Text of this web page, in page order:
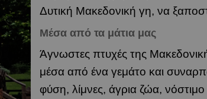
Δυτική Μακεδονική γη, να
Μέσα από τα μάτια μας
Άγνωστες πτυχές της
μέσα από ένα γεμάτο και
φύση, λίμνες, άγρια ζώα,